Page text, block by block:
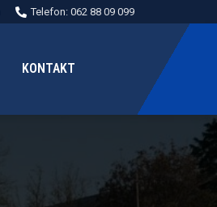
Telefon: 062 88 09 099
KONTAKT